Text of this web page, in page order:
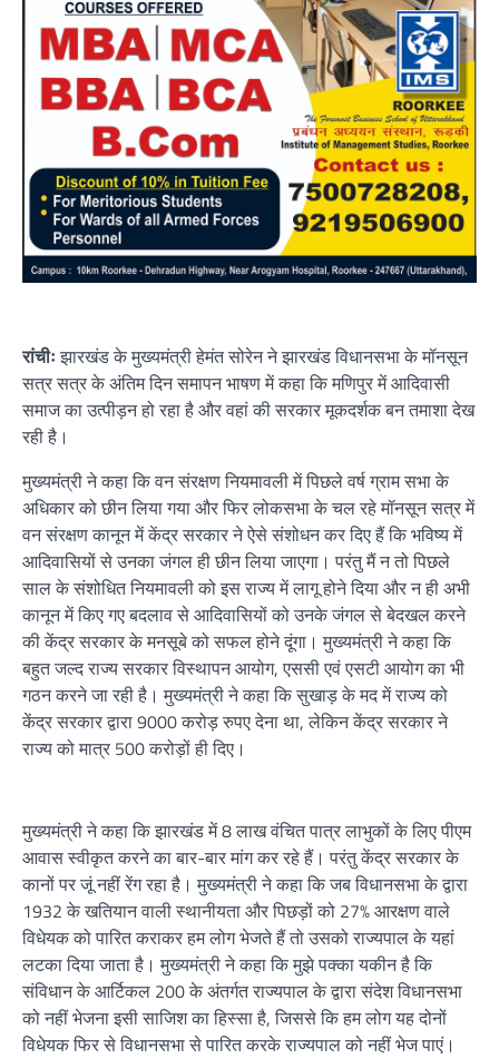
रांचीःझारखंड के मुख्यमंत्री हेमंत सोरेन ने झारखंड विधानसभा के मॉनसून
सत्र सत्र के अंतिम दिन समापन भाषण में कहा कि मणिपुर में आदिवासी
समाज का उत्पीड़न हो रहा है और वहां की सरकार मूकदर्शक बन तमाशा देख
रही है।
मुख्यमंत्री ने कहा कि वन संरक्षण नियमावली में पिछले वर्ष ग्राम सभा के
अधिकार को छीन लिया गया और फिर लोकसभा के चल रहे मॉनसून सत्र में
वन संरक्षण कानून में केंद्र सरकार ने ऐसे संशोधन कर दिए हैं कि भविष्य में
आदिवासियों से उनका जंगल ही छीन लिया जाएगा। परंतु मैं न तो पिछले
साल के संशोधित नियमावली को इस राज्य में लागू होने दिया और न ही अभी
कानून में किए गए बदलाव से आदिवासियों को उनके जंगल से बेदखल करने
की केंद्र सरकार के मनसूबे को सफल होने दूंगा। मुख्यमंत्री ने कहा कि
बहुत जल्द राज्य सरकार विस्थापन आयोग, एससी एवं एसटी आयोग का भी
गठन करने जा रही है। मुख्यमंत्री ने कहा कि सुखाड़ के मद में राज्य को
केंद्र सरकार द्वारा 9000 करोड़ रुपए देना था, लेकिन केंद्र सरकार ने
राज्य को मात्र 500 करोड़ों ही दिए।
मुख्यमंत्री ने कहा कि झारखंड में 8 लाख वंचित पात्र लाभुकों के लिए पीएम
आवास स्वीकृत करने का बार-बार मांग कर रहे हैं। परंतु केंद्र सरकार के
कानों पर जूं नहीं रेंग रहा है। मुख्यमंत्री ने कहा कि जब विधानसभा के द्वारा
1932 के खतियान वाली स्थानीयता और पिछड़ों को 27% आरक्षण वाले
विधेयक को पारित कराकर हम लोग भेजते हैं तो उसको राज्यपाल के यहां
लटका दिया जाता है। मुख्यमंत्री ने कहा कि मुझे पक्का यकीन है कि
संविधान के आर्टिकल 200 के अंतर्गत राज्यपाल के द्वारा संदेश विधानसभा
को नहीं भेजना इसी साजिश का हिस्सा है, जिससे कि हम लोग यह दोनों
विधेयक फिर से विधानसभा से पारित करके राज्यपाल को नहीं भेज पाएं।